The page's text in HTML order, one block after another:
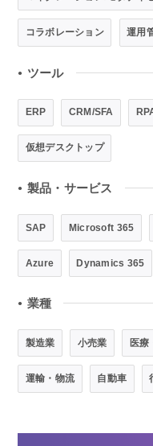
コラボレーション 運用
● ツール
ERP CRM/SFA
仮想デスクトップ
● 製品・サービス
SAP Microsoft 365
Azure Dynamics 365
● 業種
製造業 小売業 医療
運輸・物流 自動車